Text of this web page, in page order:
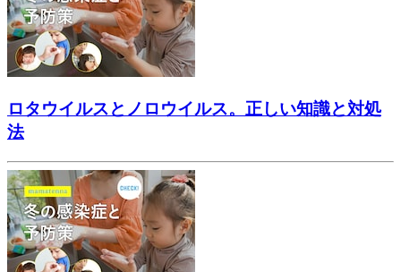
ロタウイルスとノロウイルス。正しい知識と対処
法